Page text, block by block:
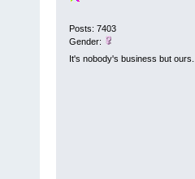
Posts: 7403
Gender:
It's nobody's business but ours...